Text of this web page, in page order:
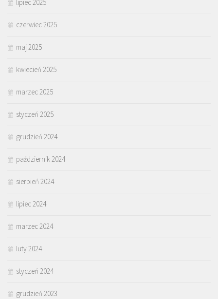
lipiec 2025
czerwiec 2025
maj 2025
kwiecień 2025
marzec 2025
styczeń 2025
grudzień 2024
październik 2024
sierpień 2024
lipiec 2024
marzec 2024
luty 2024
styczeń 2024
grudzień 2023